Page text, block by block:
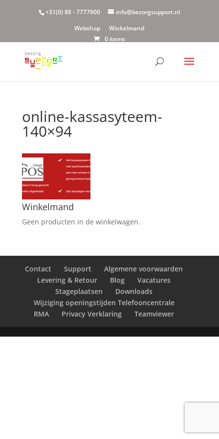
+31(0) 88 - 7777900
info@bezorgsupport.nl
Webshop
Winkelmand
0 items
online-kassasyteem-
140×94
Winkelmand
Geen producten in de winkelwagen.
Contact Support
Algemene voorwaarden
Levering & Retour
Blog
Vacatures
Stageplaatsen
Downloads
Wijziging openingstijden Telefooncentrale
RMA
Privacy Verklaring Teamviewer